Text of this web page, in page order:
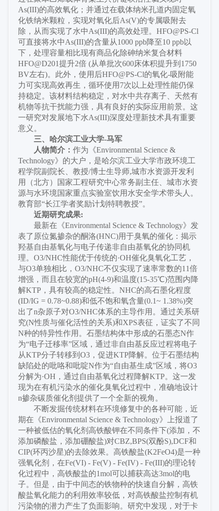
As(III)的高效氧化；并通过在载体纳米孔道内固定氧
化铁纳米颗粒，实现对氧化后As(V)的专属吸附去
除，从而实现了水中As(III)的高效处理。HFO@PS-Cl
可直接将水中As(III)的含量从1000 ppb降至10 ppb以
下，处理容量相比现有商品化除砷纳米复合材料
HFO@D201提升2倍 (从单批次600床体积提升到1750
BV左右)。此外，使用后HFO@PS-Cl的氧化-吸附能
力可实现高效再生，循环使用7次以上处理性能仍保
持稳定。该材料结构稳定，对水中共存离子、天然有
机物等抗干扰能力强，具有良好的实际应用前景。这
一研究对发展地下水As(III)深度处理新技术具有重要
意义。
三、 哈尔滨工业大学-马军
人物简介： 作为《Environmental Science &
Technology》的大户，是哈尔滨工业大学市政环境工
程学院副院长、教授/博士生导师,城市水资源开发利
用（北方）国家工程研究中心常务副主任、城市水资
源与水环境国家重点实验室饮用水安全学术带头人。
教育部“长江学者奖励计划特聘教授”。
近期研究成果:
最新在《Environmental Science & Technology》发
表了原位氮掺杂的酮洛(HNC)用于臭氧的催化：揭示
羟基自由基氧化与电子传递非自由基氧化的协同机
理。O3/NHC性能优于传统的·OH催化臭氧化工艺，
与O3单独相比，O3/NHC不仅实现了速率常数的11倍
增强，而且在较宽的pH(4-9)和温度(15-35℃)范围内降
解KTP，具有较高的稳定性。NHC的高石墨化程度
(ID/IG = 0.78~0.88)和低不饱和氧含量(0.1~ 1.38%)突
出了n杂原子对O3/NHC体系的主导作用。通过关系研
究(N性质与催化活性的关系)和XPS表征，证实了不同
N种的特异性作用。石墨结构体中形成的石墨态N作
为“电子迁移率”区域，通过非自由基反应过程将电子
从KTP分子转移到O3，促进KTP降解。位于石墨结构
缺陷处的吡咯和吡啶N作为“自由基生成”区域，将O3
分解为·OH，通过自由基氧化过程降解KTP。这一发
现为在有机污染水的催化臭氧化过程中，准确地设计
n掺杂碳质催化剂提供了一个全新的视角。
不断发掘传统材料在环境修复中的各种可能，近
期在《Environmental Science & Technology》上报道了
一种被低估的氧化剂高铁酸钾在不同条件下(添加，不
添加磷酸盐，添加硼酸盐)对CBZ,BPS(双酚S),DCF和
CIP(环丙沙星)的去除效果。高铁酸盐(K2FeO4)是一种
强氧化剂，在Fe(VI) - Fe(V) - Fe(IV) - Fe(III)的理论转
化过程中，高铁酸盐的1mol可以捕获高达3mol的电
子。但是，由于中间态的铁物种的快速自分解，高铁
酸盐氧化能力的利用效率较低，对高铁酸盐控制有机
污染物的潜力产生了负面影响。研究中发现，对于卡